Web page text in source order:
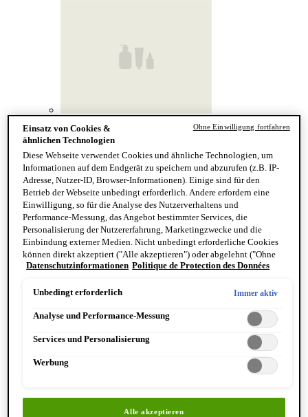
Hand & Körper
Kategorie
Handseife & Balsam
Seife am Stück
Reinigung & Peeling für den Körper
Körperbalsame und Öle
Mundpflege & Deodorants
Alle Hand- und Körperpflegeprodukte anzeigen
Bemerkenswerte Formulierungen
Resurrection Aromatique Hand Wash
Eleos Aromatique Hand Balm
Antithesis Intense Body Cleanser
Entdecken Sie Hand & Körper
Einsatz von Cookies &
ähnlichen Technologien
Diese Webseite verwendet Cookies und ähnliche Technologien, um
Informationen auf dem Endgerät zu speichern und abzurufen (z.B. IP-
Adresse, Nutzer-ID, Browser-Informationen). Einige sind für den
Betrieb der Webseite unbedingt erforderlich. Andere erfordern eine
Einwilligung, so für die Analyse des Nutzerverhaltens und
Performance-Messung, das Angebot bestimmter Services, die
Personalisierung der Nutzererfahrung, Marketingzwecke und die
Einbindung externer Medien. Nicht unbedingt erforderliche Cookies
können direkt akzeptiert ("Alle akzeptieren") oder abgelehnt ("Ohne
Einwilligung fortfahren") werden. Individuelle Anpassungen der
speichern"). Die Auswahl kann jederzeit unter dem Link "Cookie-
Datenschutzinformationen.
Datenschutzinformationen Politique de Protection des Données
Unbedingt erforderlich Immer aktiv
Analyse und Performance-Messung
Services und Personalisierung
Werbung
Alle akzeptieren
Ohne Einwilligung fortfahren